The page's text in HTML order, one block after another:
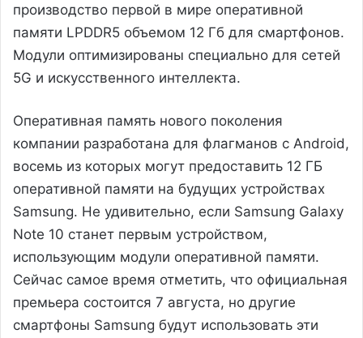
производство первой в мире оперативной
памяти LPDDR5 объемом 12 Гб для смартфонов.
Модули оптимизированы специально для сетей
5G и искусственного интеллекта.
Оперативная память нового поколения
компании разработана для флагманов с Android,
восемь из которых могут предоставить 12 ГБ
оперативной памяти на будущих устройствах
Samsung. Не удивительно, если Samsung Galaxy
Note 10 станет первым устройством,
использующим модули оперативной памяти.
Сейчас самое время отметить, что официальная
премьера состоится 7 августа, но другие
смартфоны Samsung будут использовать эти